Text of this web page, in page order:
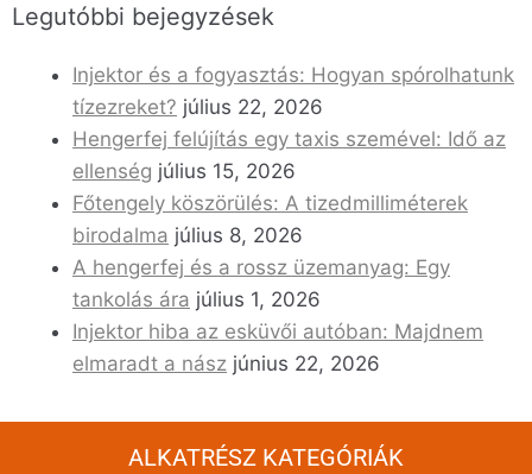
Legutóbbi bejegyzések
Injektor és a fogyasztás: Hogyan spórolhatunk
tízezreket? július 22, 2026
Hengerfej felújítás egy taxis szemével: Idő az
ellenség július 15, 2026
Főtengely köszörülés: A tizedmilliméterek
birodalma július 8, 2026
A hengerfej és a rossz üzemanyag: Egy
tankolás ára július 1, 2026
Injektor hiba az esküvői autóban: Majdnem
elmaradt a nász június 22, 2026
ALKATRÉSZ KATEGÓRIÁK